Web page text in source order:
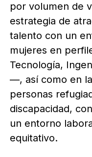
por volumen de
estrategia de
talento con un
mujeres en
Tecnología,
—, así como en
personas
discapacidad,
un entorno
equitativo.